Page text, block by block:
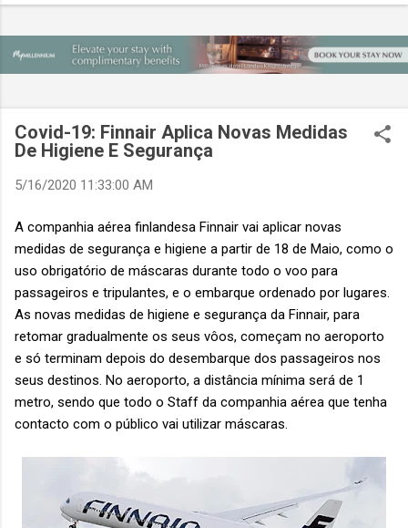
“Baggage IT Insights” de 2026 da SITA, a 20ª edição anual
desse importante estudo de referência à indústria. (© SITA)
custa ao setor US$ 6,3 bilhões anualmente. Cada mala
extraviada acarreta um custo médio de US$ 260. Com um
extraviada anula o lucro de mais de 30 assentos vendidos, e
Covid-19: Finnair Aplica Novas Medidas
De Higiene E Segurança
5/16/2020 11:33:00 AM
A companhia aérea finlandesa Finnair vai aplicar novas
medidas de segurança e higiene a partir de 18 de Maio, como o
uso obrigatório de máscaras durante todo o voo para
passageiros e tripulantes, e o embarque ordenado por lugares.
As novas medidas de higiene e segurança da Finnair, para
retomar gradualmente os seus vôos, começam no aeroporto
e só terminam depois do desembarque dos passageiros nos
seus destinos. No aeroporto, a distância mínima será de 1
metro, sendo que todo o Staff da companhia aérea que tenha
contacto com o público vai utilizar máscaras.